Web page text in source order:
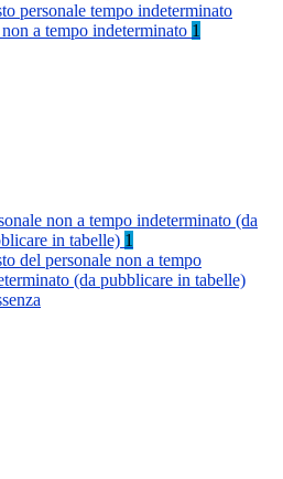
personale tempo indeterminato
a tempo indeterminato 1
non a tempo indeterminato (da
in tabelle) 1
del personale non a tempo
(da pubblicare in tabelle)